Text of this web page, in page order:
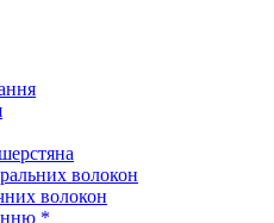
волокон
волокон
*